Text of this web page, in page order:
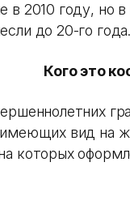
в 2010 году, но
до 20-го года.
Кого это
вид на
которых